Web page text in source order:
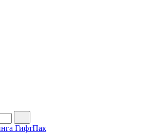
ГифтПак